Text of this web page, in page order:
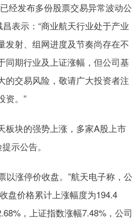
发布多份股票交易异常波动公
表示：“商业航天行业处于产业
发射、组网进度及节奏尚存在不
同期行业及上证涨幅，但公司基
的交易风险，敬请广大投资者注
资。”
块的强势上涨，多家A股上市
示公告。
涨停价收盘。”航天电子称，公
盘价格累计上涨幅度为194.4
，上证指数涨幅7.48%，公司